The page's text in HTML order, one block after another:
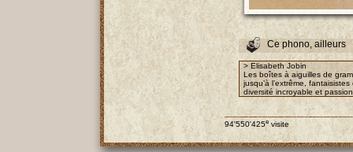
Ce phono, ailleurs
> Elisabeth Jobin
Les boîtes à aiguilles de
jusqu’à l’extrême,
diversité incroyable et
94'550'425e visite